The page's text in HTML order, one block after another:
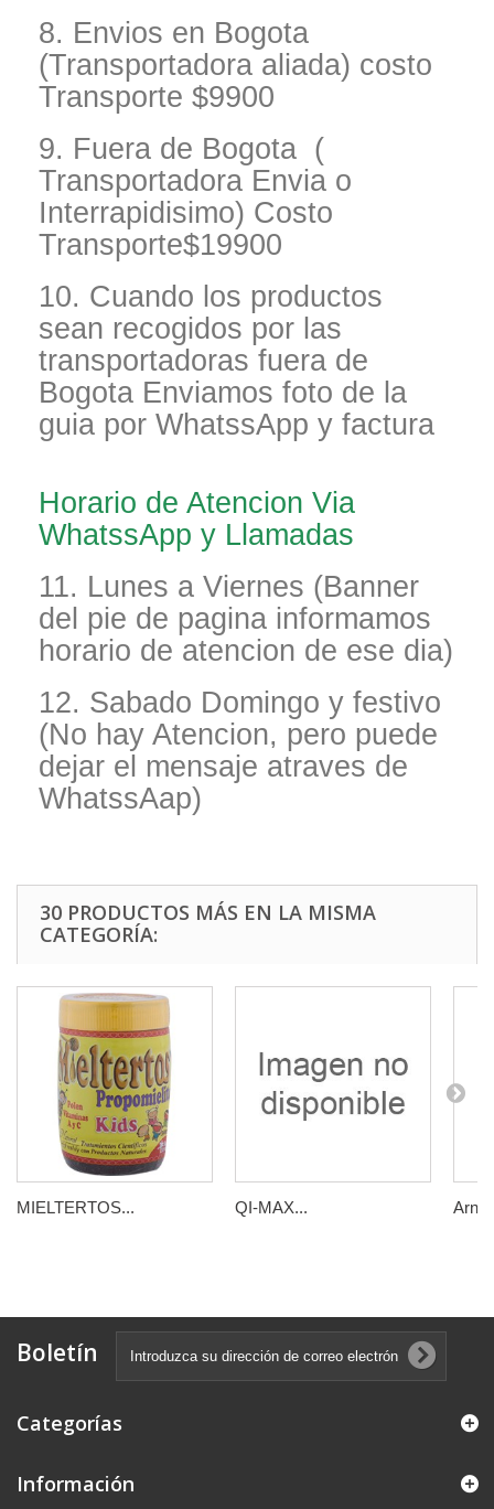
8. Envios en Bogota
(Transportadora aliada) costo
Transporte $9900
9. Fuera de Bogota (
Transportadora Envia o
Interrapidisimo) Costo
Transporte$19900
10. Cuando los productos
sean recogidos por las
transportadoras fuera de
Bogota Enviamos foto de la
guia por WhatssApp y factura
Horario de Atencion Via
WhatssApp y Llamadas
11. Lunes a Viernes (Banner
del pie de pagina informamos
horario de atencion de ese dia)
12. Sabado Domingo y festivo
(No hay Atencion, pero puede
dejar el mensaje atraves de
WhatssAap)
30 PRODUCTOS MÁS EN LA MISMA
CATEGORÍA:
MIELTERTOS... QI-MAX...
Boletín
Categorías
Información